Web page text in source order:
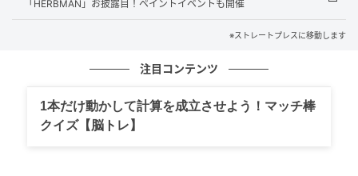
「HERBMAN」お披露目！ペイントイベントも開催
※ストレートプレスに移動します
注目コンテンツ
1本だけ動かして計算を成立させよう！マッチ棒
クイズ【脳トレ】